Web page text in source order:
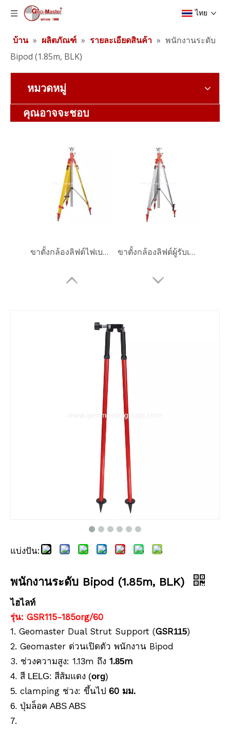
ไทย
บ้าน » ผลิตภัณฑ์ » รายละเอียดสินค้า » พนักงานระดับ
Bipod (1.85m, BLK)
หมวดหมู่
คุณอาจจะชอบ
ขาตั้งกล้องลิฟต์ไฟเบอร์กลาส (3.6ม.) ขาตั้งกล้องลิฟต์ผู้รับเหมา (3.6m)
ปริซึมทรงกลม (5', เคลือบทองแดง)
ปริซึมกันน้ำ (5', เคลือบทองแดง)
แบ่งปัน:
พนักงานระดับ Bipod (1.85m, BLK)
ไฮไลท์
รุ่น: GSR115-185org/60
1. Geomaster Dual Strut Support (GSR115)
2. Geomaster ด่วนเปิดตัว พนักงาน Bipod
3. ช่วงความสูง: 1.13m ถึง 1.85m
4. สี LELG: สีส้มแดง (org)
5. clamping ช่วง: ขึ้นไป 60 มม.
6. ปุ่มล็อค ABS ABS
7.